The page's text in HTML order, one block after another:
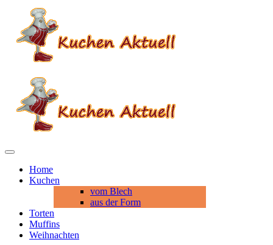
Home
Kuchen
vom Blech
aus der Form
Torten
Muffins
Weihnachten